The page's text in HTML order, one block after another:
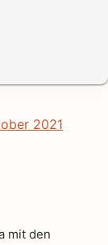
2021
mit den